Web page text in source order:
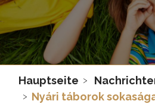
Hauptseite
Nyári táborok